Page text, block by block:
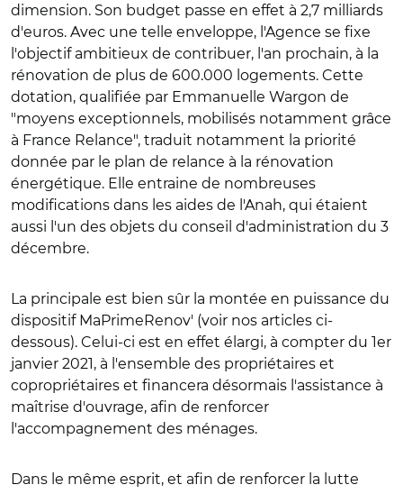
dimension. Son budget passe en effet à 2,7 milliards
d'euros. Avec une telle enveloppe, l'Agence se fixe
l'objectif ambitieux de contribuer, l'an prochain, à la
rénovation de plus de 600.000 logements. Cette
dotation, qualifiée par Emmanuelle Wargon de
"moyens exceptionnels, mobilisés notamment grâce
à France Relance", traduit notamment la priorité
donnée par le plan de relance à la rénovation
énergétique. Elle entraine de nombreuses
modifications dans les aides de l'Anah, qui étaient
aussi l'un des objets du conseil d'administration du 3
décembre.
La principale est bien sûr la montée en puissance du
dispositif MaPrimeRenov' (voir nos articles ci-
dessous). Celui-ci est en effet élargi, à compter du 1er
janvier 2021, à l'ensemble des propriétaires et
copropriétaires et financera désormais l'assistance à
maîtrise d'ouvrage, afin de renforcer
l'accompagnement des ménages.
Dans le même esprit, et afin de renforcer la lutte